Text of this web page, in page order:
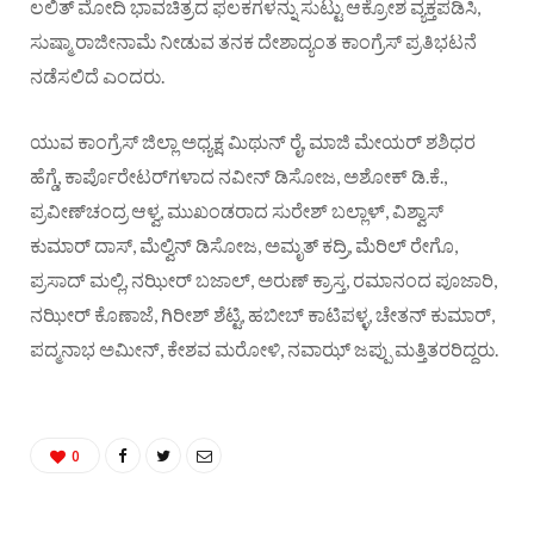
ಲಲಿತ್ ಮೋದಿ ಭಾವಚಿತ್ರದ ಫಲಕಗಳನ್ನು ಸುಟ್ಟು ಆಕ್ರೋಶ ವ್ಯಕ್ತಪಡಿಸಿ,
ಸುಷ್ಮಾ ರಾಜೀನಾಮೆ ನೀಡುವ ತನಕ ದೇಶಾದ್ಯಂತ ಕಾಂಗ್ರೆಸ್ ಪ್ರತಿಭಟನೆ
ನಡೆಸಲಿದೆ ಎಂದರು.
ಯುವ ಕಾಂಗ್ರೆಸ್ ಜಿಲ್ಲಾ ಅಧ್ಯಕ್ಷ ಮಿಥುನ್ ರೈ, ಮಾಜಿ ಮೇಯರ್ ಶಶಿಧರ
ಹೆಗ್ಡೆ, ಕಾರ್ಪೊರೇಟರ್‌ಗಳಾದ ನವೀನ್ ಡಿಸೋಜ, ಅಶೋಕ್ ಡಿ.ಕೆ.,
ಪ್ರವೀಣ್‌ಚಂದ್ರ ಆಳ್ವ, ಮುಖಂಡರಾದ ಸುರೇಶ್ ಬಲ್ಲಾಳ್, ವಿಶ್ವಾಸ್
ಕುಮಾರ್ ದಾಸ್, ಮೆಲ್ವಿನ್ ಡಿಸೋಜ, ಅಮೃತ್ ಕದ್ರಿ, ಮೆರಿಲ್ ರೇಗೊ,
ಪ್ರಸಾದ್ ಮಲ್ಲಿ, ನಝೀರ್ ಬಜಾಲ್, ಅರುಣ್ ಕ್ರಾಸ್ತ, ರಮಾನಂದ ಪೂಜಾರಿ,
ನಝೀರ್ ಕೊಣಾಜೆ, ಗಿರೀಶ್ ಶೆಟ್ಟಿ, ಹಬೀಬ್ ಕಾಟಿಪಳ್ಳ, ಚೇತನ್ ಕುಮಾರ್,
ಪದ್ಮನಾಭ ಅಮೀನ್, ಕೇಶವ ಮರೋಳಿ, ನವಾಝ್ ಜಪ್ಪು ಮತ್ತಿತರರಿದ್ದರು.
0